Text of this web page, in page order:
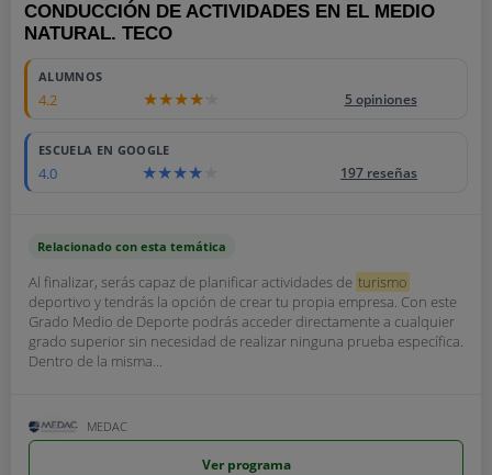
CONDUCCIÓN DE ACTIVIDADES EN EL MEDIO
NATURAL. TECO
ALUMNOS
4.2 5 opiniones
ESCUELA EN GOOGLE
4.0 197 reseñas
Relacionado con esta temática
Al finalizar, serás capaz de planificar actividades de turismo
deportivo y tendrás la opción de crear tu propia empresa. Con este
Grado Medio de Deporte podrás acceder directamente a cualquier
grado superior sin necesidad de realizar ninguna prueba específica.
Dentro de la misma...
MEDAC
Ver programa